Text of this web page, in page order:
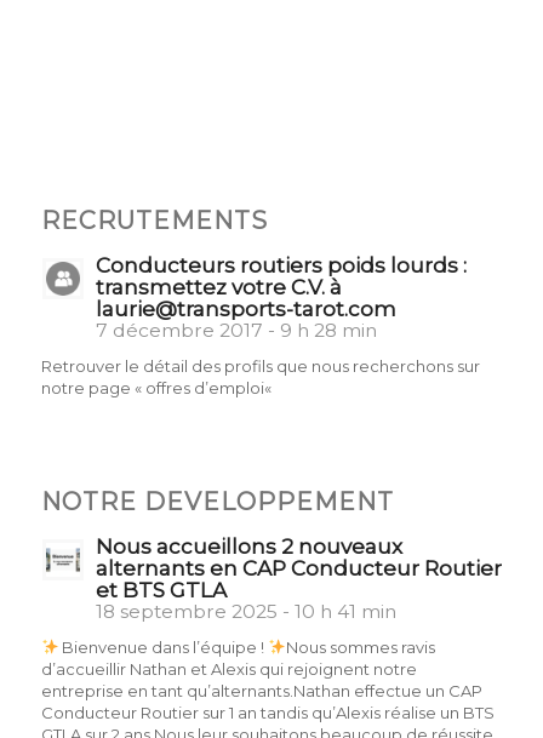
RECRUTEMENTS
Conducteurs routiers poids lourds :
transmettez votre C.V. à
laurie@transports-tarot.com
7 décembre 2017 - 9 h 28 min
Retrouver le détail des profils que nous recherchons sur
notre page « offres d’emploi«
NOTRE DEVELOPPEMENT
Nous accueillons 2 nouveaux
alternants en CAP Conducteur Routier
et BTS GTLA
18 septembre 2025 - 10 h 41 min
Bienvenue dans l’équipe !
Nous sommes ravis
d’accueillir Nathan et Alexis qui rejoignent notre
entreprise en tant qu’alternants.Nathan effectue un CAP
Conducteur Routier sur 1 an tandis qu’Alexis réalise un BTS